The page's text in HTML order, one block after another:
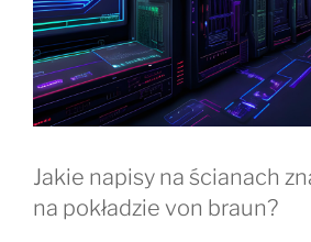
Jakie napisy na ścianach
na pokładzie von braun?